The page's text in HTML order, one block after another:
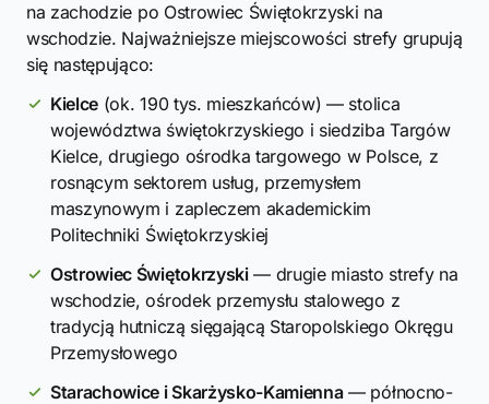
na zachodzie po Ostrowiec Świętokrzyski na
wschodzie. Najważniejsze miejscowości strefy grupują
się następująco:
Kielce (ok. 190 tys. mieszkańców) — stolica
województwa świętokrzyskiego i siedziba Targów
Kielce, drugiego ośrodka targowego w Polsce, z
rosnącym sektorem usług, przemysłem
maszynowym i zapleczem akademickim
Politechniki Świętokrzyskiej
Ostrowiec Świętokrzyski— drugie miasto strefy na
wschodzie, ośrodek przemysłu stalowego z
tradycją hutniczą sięgającą Staropolskiego Okręgu
Przemysłowego
Starachowice i Skarżysko-Kamienna— północno-